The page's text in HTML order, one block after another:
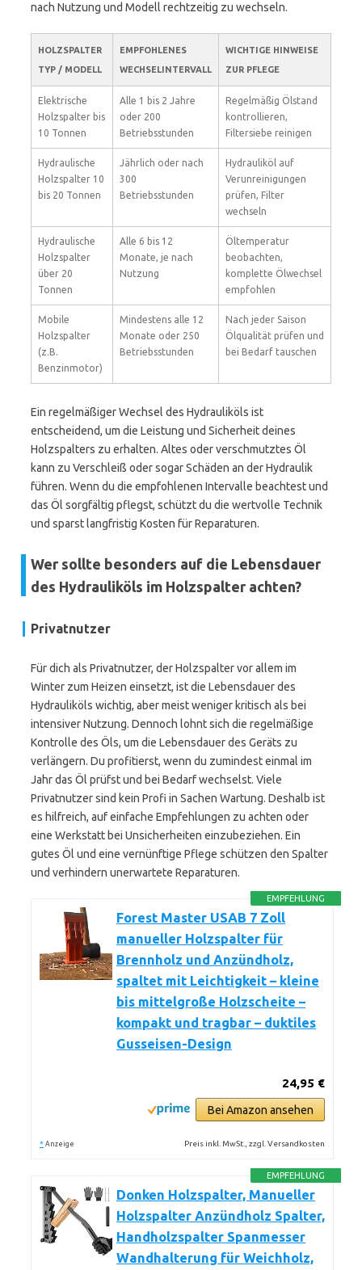
nach Nutzung und Modell rechtzeitig zu wechseln.
HOLZSPALTER
TYP / MODELL
EMPFOHLENES
WECHSELINTERVALL
WICHTIGE HINWEISE
ZUR PFLEGE
Elektrische
Holzspalter bis
10 Tonnen
Alle 1 bis 2 Jahre
oder 200
Betriebsstunden
Regelmäßig Ölstand
kontrollieren,
Filtersiebe reinigen
Hydraulische
Holzspalter 10
bis 20 Tonnen
Jährlich oder nach
300
Betriebsstunden
Hydrauliköl auf
Verunreinigungen
prüfen, Filter
wechseln
Hydraulische
Holzspalter
über 20
Tonnen
Alle 6 bis 12
Monate, je nach
Nutzung
Öltemperatur
beobachten,
komplette Ölwechsel
empfohlen
Mobile
Holzspalter
(z.B.
Benzinmotor)
Mindestens alle 12
Monate oder 250
Betriebsstunden
Nach jeder Saison
Ölqualität prüfen und
bei Bedarf tauschen
Ein regelmäßiger Wechsel des Hydrauliköls ist
entscheidend, um die Leistung und Sicherheit deines
Holzspalters zu erhalten. Altes oder verschmutztes Öl
kann zu Verschleiß oder sogar Schäden an der Hydraulik
führen. Wenn du die empfohlenen Intervalle beachtest und
das Öl sorgfältig pflegst, schützt du die wertvolle Technik
und sparst langfristig Kosten für Reparaturen.
Wer sollte besonders auf die Lebensdauer
des Hydrauliköls im Holzspalter achten?
Privatnutzer
Für dich als Privatnutzer, der Holzspalter vor allem im
Winter zum Heizen einsetzt, ist die Lebensdauer des
Hydrauliköls wichtig, aber meist weniger kritisch als bei
intensiver Nutzung. Dennoch lohnt sich die regelmäßige
Kontrolle des Öls, um die Lebensdauer des Geräts zu
verlängern. Du profitierst, wenn du zumindest einmal im
Jahr das Öl prüfst und bei Bedarf wechselst. Viele
Privatnutzer sind kein Profi in Sachen Wartung. Deshalb ist
es hilfreich, auf einfache Empfehlungen zu achten oder
eine Werkstatt bei Unsicherheiten einzubeziehen. Ein
gutes Öl und eine vernünftige Pflege schützen den Spalter
und verhindern unerwartete Reparaturen.
EMPFEHLUNG
Forest Master USAB 7 Zoll
manueller Holzspalter für
Brennholz und Anzündholz,
spaltet mit Leichtigkeit – kleine
bis mittelgroße Holzscheite –
kompakt und tragbar – duktiles
Gusseisen-Design
24,95 €
Bei Amazon ansehen
* Anzeige Preis inkl. MwSt., zzgl. Versandkosten
EMPFEHLUNG
Donken Holzspalter, Manueller
Holzspalter Anzündholz Spalter,
Handholzspalter Spanmesser
Wandhalterung für Weichholz,